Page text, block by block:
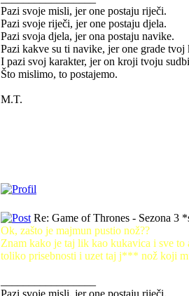
Pazi svoje misli, jer one postaju riječi.
Pazi svoje riječi, jer one postaju djela.
Pazi svoja djela, jer ona postaju navike.
Pazi kakve su ti navike, jer one grade tvoj
I pazi svoj karakter, jer on kroji tvoju
Što mislimo, to postajemo.
M.T.
Re: Game of Thrones - Sezona 3
Ok, zašto je majmun pustio nož??
Znam kako je taj lik kao kukavica i sve to
toliko prisebnosti i uzet taj j*** nož koji
Pazi svoje misli, jer one postaju riječi.